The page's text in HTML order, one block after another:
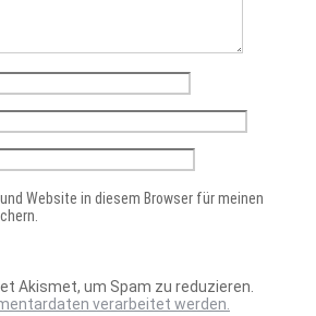
Website in diesem Browser für meinen
Akismet, um Spam zu reduzieren.
verarbeitet werden.